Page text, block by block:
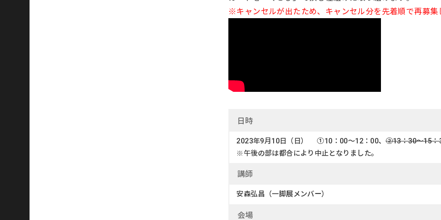
※キャンセルが出たため、キャンセル分を先着順で再募集
日 時
2023年9月10日（日） ①10：00～12：00、②13：30～15：
※午後の部は都合により中止となりました。
講師
安森弘昌（一脚展メンバー）
会場